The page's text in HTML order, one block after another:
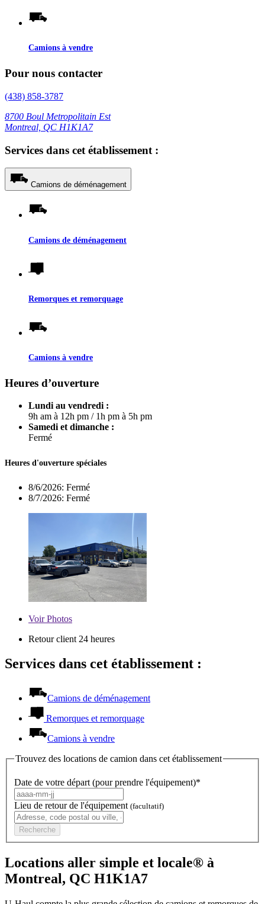
Camions à vendre
Pour nous contacter
(438) 858-3787
8700 Boul Metropolitain Est
Montreal, QC H1K1A7
Services dans cet établissement :
Camions de déménagement
Camions de déménagement
Remorques et remorquage
Camions à vendre
Heures d’ouverture
Lundi au vendredi :
9h am à 12h pm / 1h pm à 5h pm
Samedi et dimanche :
Fermé
Heures d'ouverture spéciales
8/6/2026: Fermé
8/7/2026: Fermé
VoirPhotos
Retour client 24 heures
Services dans cet établissement :
Camions de déménagement
Remorques et remorquage
Camions à vendre
Trouvez des locations de camion dans cet établissement
Date de votre départ (pour prendre l'équipement)*
Lieu de retour de l'équipement (facultatif)
Recherche
Locations aller simple et locale® à
Montreal, QC H1K1A7